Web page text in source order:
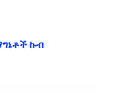
ኩብ